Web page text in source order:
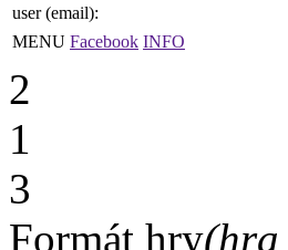
user (email):
MENU Facebook INFO
2
1
3
Formát hry(hra